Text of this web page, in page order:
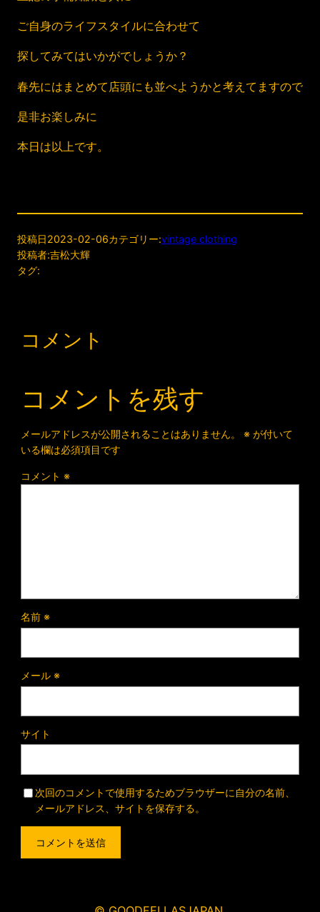
ご自身のライフスタイルに合わせて
探してみてはいかがでしょうか？
春先にはまとめて店頭にも並べようかと考えてますので
是非お楽しみに
本日は以上です。
投稿日2023-02-06カテゴリー:vintage clothing
投稿者:吉松大輝
タグ:
コメント
コメントを残す
メールアドレスが公開されることはありません。 ※が付いて
いる欄は必須項目です
コメント ※
名前 ※
メール ※
サイト
次回のコメントで使用するためブラウザーに自分の名前、
メールアドレス、サイトを保存する。